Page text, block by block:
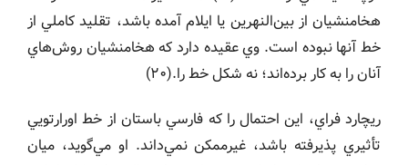
هخامنشيان از بين‌النهرين يا ايلام آمده باشد، تقليد كاملي از
خط آنها نبوده است. وي عقيده دارد كه هخامنشيان روش‌هاي
آنان را به كار برده‌اند؛ نه شكل خط را.(٢٠)
ريچارد فراي، اين احتمال را كه فارسي باستان از خط اورارتويي
تأثيري پذيرفته باشد، غيرممكن نمي‌داند. او مي‌گويد، ميان